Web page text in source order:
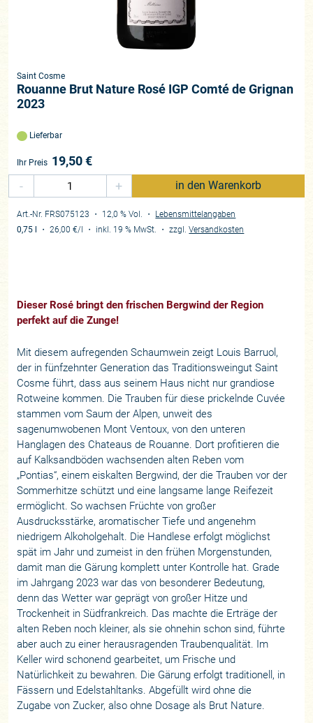
Saint Cosme
Rouanne Brut Nature Rosé IGP Comté de Grignan
2023
Lieferbar
Ihr Preis 19,50€
-
+ in den Warenkorb
Art.-Nr. FRS075123 ・ 12,0 % Vol. ・ Lebensmittelangaben
0,75 l
・26,00 €/l ・ inkl. 19 % MwSt. ・zzgl.Versandkosten
Dieser Rosé bringt den frischen Bergwind der Region
perfekt auf die Zunge!
Mit diesem aufregenden Schaumwein zeigt Louis Barruol,
der in fünfzehnter Generation das Traditionsweingut Saint
Cosme führt, dass aus seinem Haus nicht nur grandiose
Rotweine kommen. Die Trauben für diese prickelnde Cuvée
stammen vom Saum der Alpen, unweit des
sagenumwobenen Mont Ventoux, von den unteren
Hanglagen des Chateaus de Rouanne. Dort profitieren die
auf Kalksandböden wachsenden alten Reben vom
„Pontias“, einem eiskalten Bergwind, der die Trauben vor der
Sommerhitze schützt und eine langsame lange Reifezeit
ermöglicht. So wachsen Früchte von großer
Ausdrucksstärke, aromatischer Tiefe und angenehm
niedrigem Alkoholgehalt. Die Handlese erfolgt möglichst
spät im Jahr und zumeist in den frühen Morgenstunden,
damit man die Gärung komplett unter Kontrolle hat. Grade
im Jahrgang 2023 war das von besonderer Bedeutung,
denn das Wetter war geprägt von großer Hitze und
Trockenheit in Südfrankreich. Das machte die Erträge der
alten Reben noch kleiner, als sie ohnehin schon sind, führte
aber auch zu einer herausragenden Traubenqualität. Im
Keller wird schonend gearbeitet, um Frische und
Natürlichkeit zu bewahren. Die Gärung erfolgt traditionell, in
Fässern und Edelstahltanks. Abgefüllt wird ohne die
Zugabe von Zucker, also ohne Dosage als Brut Nature.